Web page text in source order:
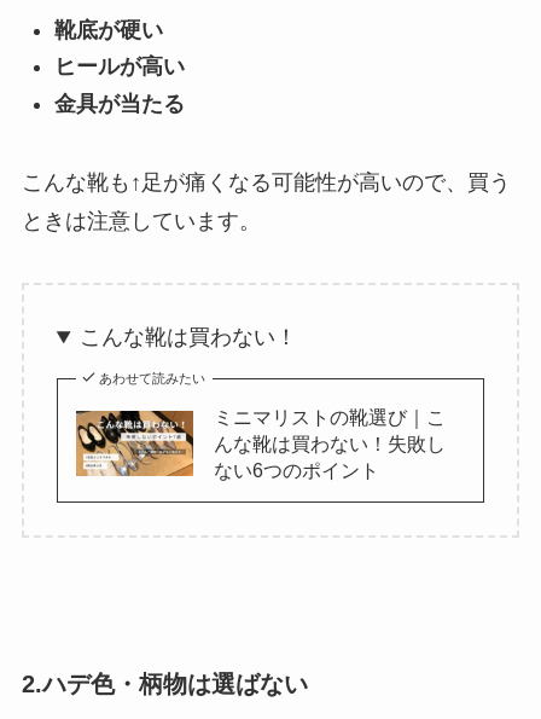
靴底が硬い
ヒールが高い
金具が当たる
こんな靴も↑足が痛くなる可能性が高いので、買う
ときは注意しています。
こんな靴は買わない！
あわせて読みたい
ミニマリストの靴選び｜こ
んな靴は買わない！失敗し
ない6つのポイント
2.ハデ色・柄物は選ばない